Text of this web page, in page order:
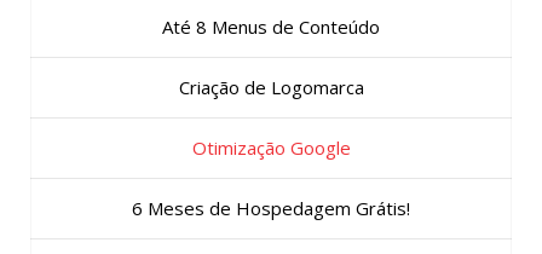
Até 8 Menus de Conteúdo
Criação de Logomarca
Otimização Google
6 Meses de Hospedagem Grátis!